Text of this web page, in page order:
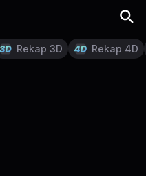
Rekap 3D Rekap 4D